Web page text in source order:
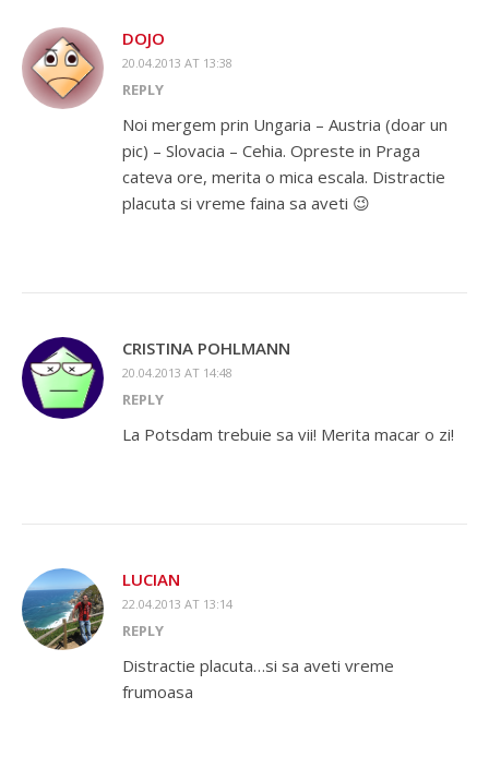
DOJO
20.04.2013 AT 13:38
REPLY
Noi mergem prin Ungaria – Austria (doar un
pic) – Slovacia – Cehia. Opreste in Praga
cateva ore, merita o mica escala. Distractie
placuta si vreme faina sa aveti 😉
CRISTINA POHLMANN
20.04.2013 AT 14:48
REPLY
La Potsdam trebuie sa vii! Merita macar o zi!
LUCIAN
22.04.2013 AT 13:14
REPLY
Distractie placuta…si sa aveti vreme
frumoasa